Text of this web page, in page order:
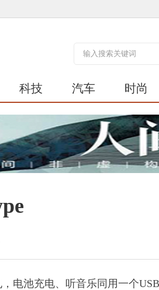
科技 汽车 时尚
电池充电、听音乐同用一个